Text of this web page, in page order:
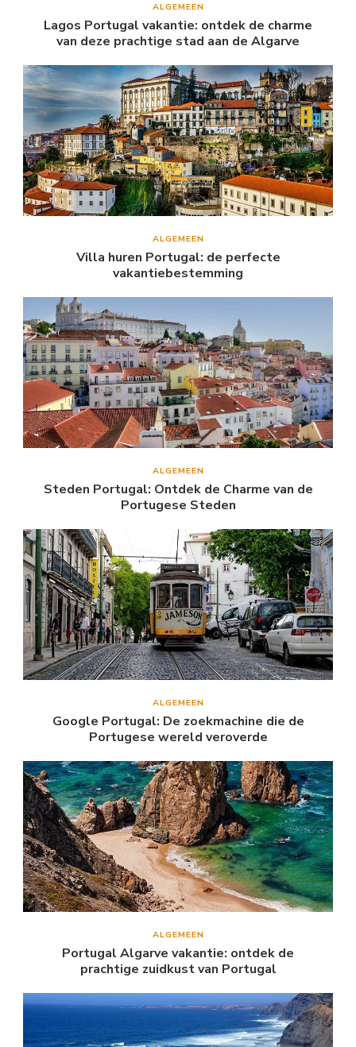
ALGEMEEN
Lagos Portugal vakantie: ontdek de charme
van deze prachtige stad aan de Algarve
ALGEMEEN
Villa huren Portugal: de perfecte
vakantiebestemming
ALGEMEEN
Steden Portugal: Ontdek de Charme van de
Portugese Steden
ALGEMEEN
Google Portugal: De zoekmachine die de
Portugese wereld veroverde
ALGEMEEN
Portugal Algarve vakantie: ontdek de
prachtige zuidkust van Portugal